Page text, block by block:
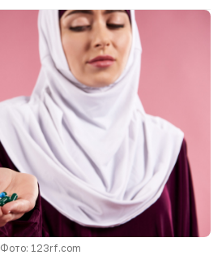
Фото: 123rf.com